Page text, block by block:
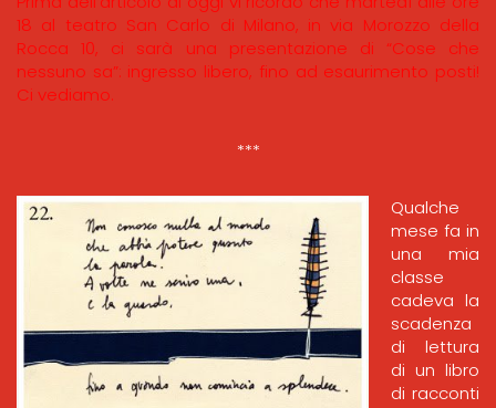
18 al teatro San Carlo di Milano, in via Morozzo della
Rocca 10, ci sarà una presentazione di “Cose che
nessuno sa”: ingresso libero, fino ad esaurimento posti!
Ci vediamo.
***
Qualche
mese fa in
una mia
classe
cadeva la
scadenza
di lettura
di un libro
di racconti